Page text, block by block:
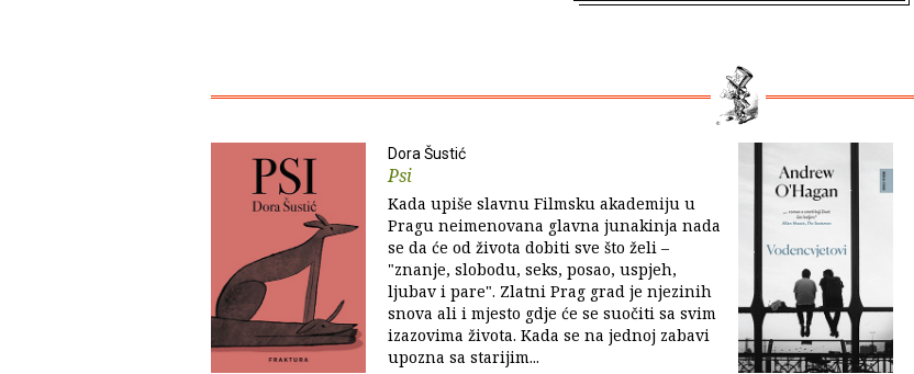
Dora Šustić
Psi
Kada upiše slavnu Filmsku akademiju u
Pragu neimenovana glavna junakinja nada
se da će od života dobiti sve što želi –
"znanje, slobodu, seks, posao, uspjeh,
ljubav i pare". Zlatni Prag grad je njezinih
snova ali i mjesto gdje će se suočiti sa svim
izazovima života. Kada se na jednoj zabavi
upozna sa starijim...